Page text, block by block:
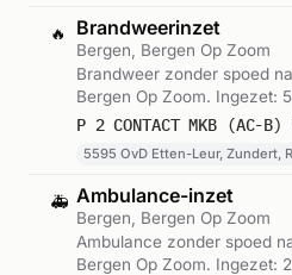
🔥 Brandweerinzet
Bergen, Bergen Op Zoom
Brandweer zonder spoed
Bergen Op Zoom. Ingezet:
Leur, Zundert, Rucphen
(alarm). Gemeld om 03:18.
5595 OvD Etten-Leur, Zundert,
🚑 Ambulance-inzet
Bergen, Bergen Op Zoom
Ambulance zonder spoed
Bergen Op Zoom. Ingezet: